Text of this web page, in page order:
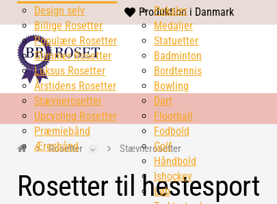
heart
solid
Produktion i Danmark
Design selv
Billige Rosetter
Populære Rosetter
Glimmer Rosetter
Luksus Rosetter
Årstidens Rosetter
Stævnerosetter
Upcycling Rosetter
Præmiebånd
Æresbånd
Pokaler
Medaljer
Statuetter
Badminton
Bordtennis
Bowling
Dart
Floorball
Fodbold
Golf
Håndbold
Ishockey
Løb
Rosetter Stævnerosetter
Rosetter til hestesport